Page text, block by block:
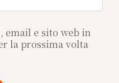
email e sito web in
la prossima volta